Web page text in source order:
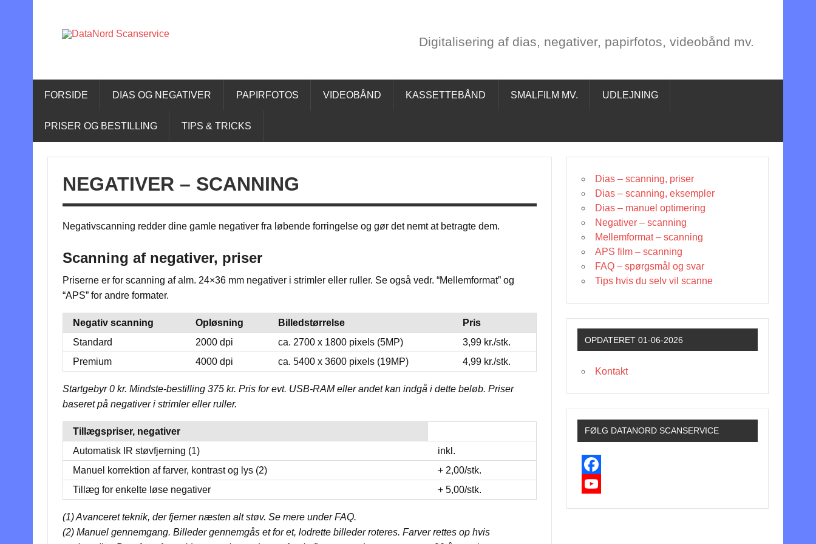
DataNord ScanserviceDigitalisering af dias, negativer, papirfotos, videobånd mv.
FORSIDE DIAS OG NEGATIVER PAPIRFOTOS VIDEOBÅND KASSETTEBÅND SMALFILM MV. UDLEJNING
PRISER OG BESTILLING TIPS & TRICKS
NEGATIVER – SCANNING
Negativscanning redder dine gamle negativer fra løbende forringelse og gør det nemt at betragte dem.
Scanning af negativer, priser
Priserne er for scanning af alm. 24×36 mm negativer i strimler eller ruller. Se også vedr. “Mellemformat” og
“APS” for andre formater.
Negativ scanning Opløsning Billedstørrelse
Pris
Standard
2000 dpi ca. 2700 x 1800 pixels (5MP)
3,99 kr./stk.
Premium
4000 dpi ca. 5400 x 3600 pixels (19MP) 4,99 kr./stk.
Startgebyr 0 kr. Mindste-bestilling 375 kr. Pris for evt. USB-RAM eller andet kan indgå i dette beløb. Priser
baseret på negativer i strimler eller ruller.
Tillægspriser, negativer
Automatisk IR støvfjerning (1)
inkl.
Manuel korrektion af farver, kontrast og lys (2)
+ 2,00/stk.
Tillæg for enkelte løse negativer
+ 5,00/stk.
(1) Avanceret teknik, der fjerner næsten alt støv. Se mere under FAQ.
(2) Manuel gennemgang. Billeder gennemgås et for et, lodrette billeder roteres. Farver rettes op hvis
Dias – scanning, priser
Dias – scanning, eksempler
Dias – manuel optimering
Negativer – scanning
Mellemformat – scanning
APS film – scanning
FAQ – spørgsmål og svar
Tips hvis du selv vil scanne
OPDATERET 01-06-2026
Kontakt
FØLG DATANORD SCANSERVICE
F